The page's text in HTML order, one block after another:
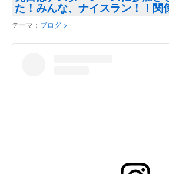
た！みんな、ナイスラン！！関
テーマ： ブログ